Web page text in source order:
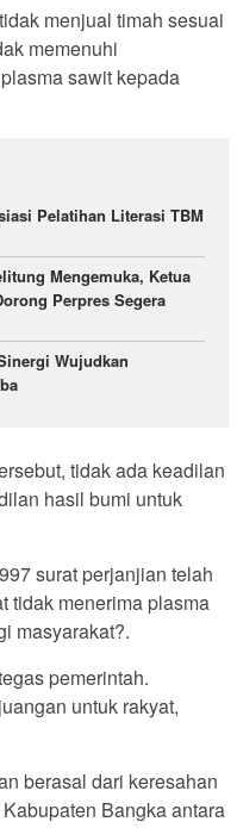
menjual timah sesuai
memenuhi
sawit kepada
Pelatihan Literasi TBM
Mengemuka, Ketua
Perpres Segera
Wujudkan
tidak ada keadilan
hasil bumi untuk
surat perjanjian telah
tidak menerima plasma
masyarakat?.
pemerintah.
untuk rakyat,
berasal dari keresahan
Bangka antara